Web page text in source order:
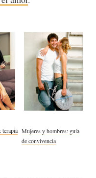
terapia Mujeres y hombres: guía
de convivencia